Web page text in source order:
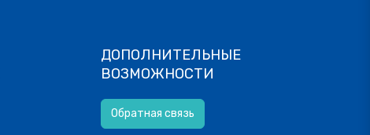
ДОПОЛНИТЕЛЬНЫЕ
ВОЗМОЖНОСТИ
Обратная связь